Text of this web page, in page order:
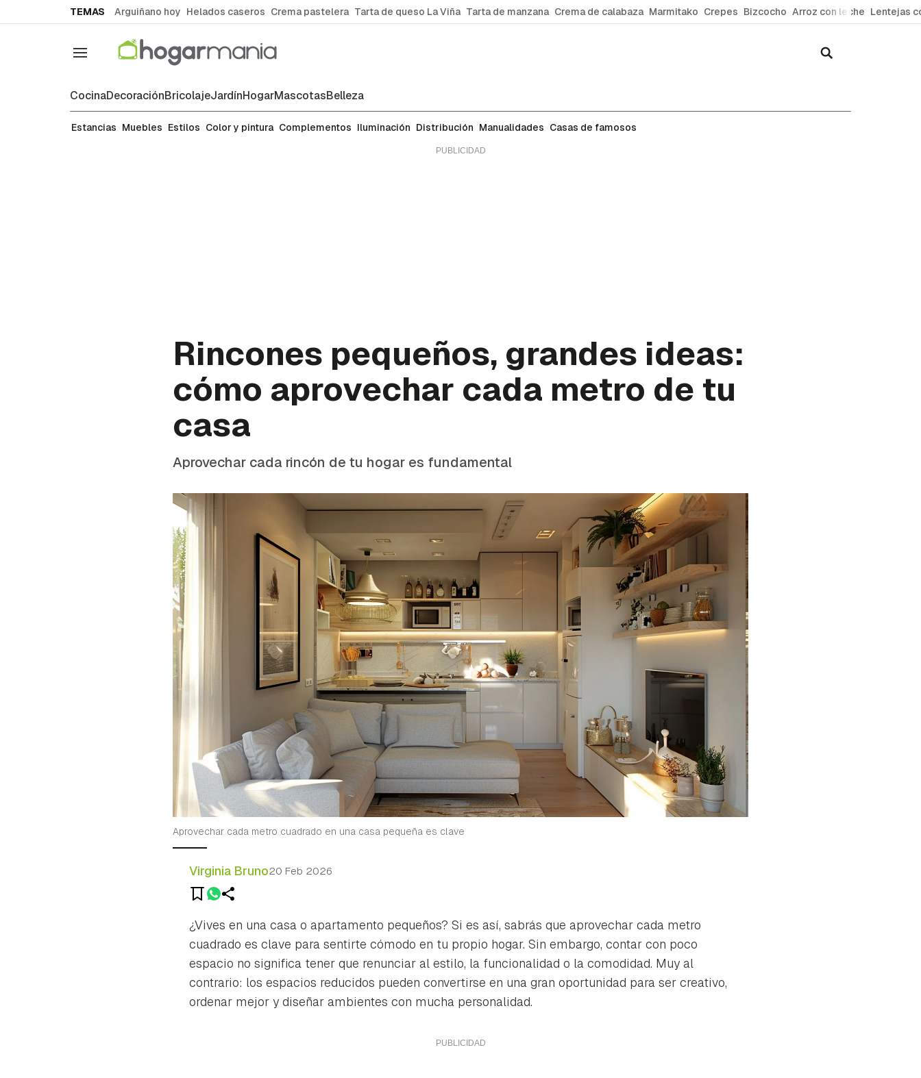
TEMAS Arguiñano hoy Helados caseros Crema pastelera Tarta de queso La Viña Tarta de manzana Crema de calabaza Marmitako Crepes Bizcocho Arroz con leche Lentejas
Navegación
CocinaDecoraciónBricolajeJardínHogarMascotasBelleza
Distribución
Estancias Muebles Estilos Color y pintura Complementos Iluminación Distribución Manualidades Casas de famosos
Rincones pequeños, grandes ideas:
cómo aprovechar cada metro de tu
casa
Aprovechar cada rincón de tu hogar es fundamental
Aprovechar cada metro cuadrado en una casa pequeña es clave
Virginia Bruno20 Feb 2026
¿Vives en una casa o apartamento pequeños? Si es así, sabrás que aprovechar cada metro
cuadrado es clave para sentirte cómodo en tu propio hogar. Sin embargo, contar con poco
espacio no significa tener que renunciar al estilo, la funcionalidad o la comodidad. Muy al
contrario: los espacios reducidos pueden convertirse en una gran oportunidad para ser creativo,
ordenar mejor y diseñar ambientes con mucha personalidad.